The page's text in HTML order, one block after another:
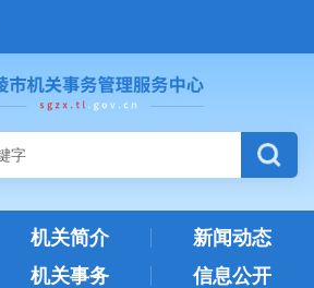
机关简介
新闻动态
机关事务
信息公开